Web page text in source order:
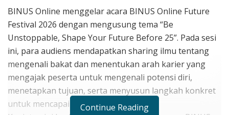
BINUS Online menggelar acara BINUS Online Future
Festival 2026 dengan mengusung tema “Be
Unstoppable, Shape Your Future Before 25”. Pada sesi
ini, para audiens mendapatkan sharing ilmu tentang
mengenali bakat dan menentukan arah karier yang
mengajak peserta untuk mengenali potensi diri,
menetapkan tujuan, serta menyusun langkah konkret
untuk mencapainya.Continue Reading